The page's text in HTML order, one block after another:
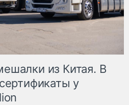
из Китая. В
у